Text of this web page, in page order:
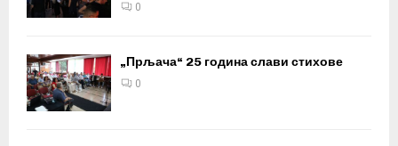
0
„Прљача“ 25 година слави стихове
0